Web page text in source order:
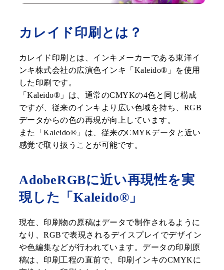
お見積依頼
カレイド印刷とは？
カレイド印刷とは、インキメーカーである東洋イ
ンキ株式会社の広演色インキ「Kaleido®︎」を使用
した印刷です。
「Kaleido®︎」は、通常のCMYKの4色と同じ構成
ですが、従来のインキより広い色域を持ち、RGB
データからの色の再現が向上しています。
また「Kaleido®︎」は、従来のCMYKデータと近い
感覚で取り扱うことが可能です。
AdobeRGBに近い再現性を実
現した「Kaleido®︎」
現在、印刷物の原稿はデータで制作されるように
なり、RGBで表現されるデイスプレイでデザイン
や色編集などが行われています。データの印刷原
稿は、印刷工程の直前で、印刷インキのCMYKに